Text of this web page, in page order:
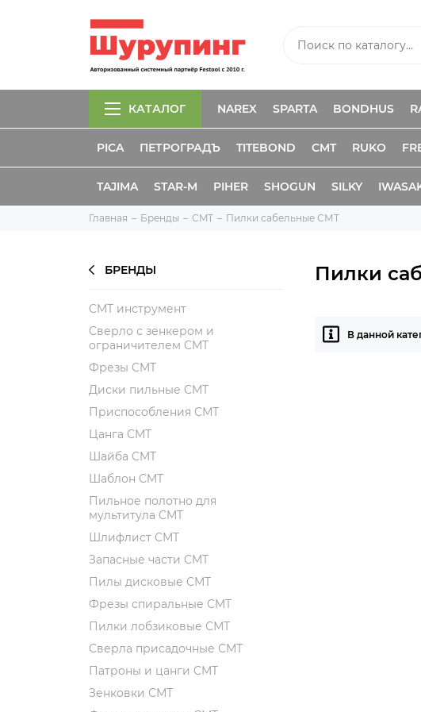
КАТАЛОГ NAREX SPARTA BONDHUS
PICA ПЕТРОГРАДЪ TITEBOND CMT RUKO
TAJIMA STAR-M PIHER SHOGUN SILKY
Главная Бренды CMT Пилки сабельные СМТ
БРЕНДЫ
CMT инструмент
Сверло с зенкером и
ограничителем CMT
Фрезы CMT
Диски пильные CMT
Приспособления СМТ
Цанга CMT
Шайба CMT
Шаблон CMT
Пильное полотно для
мультитула CMT
Шлифлист CMT
Запасные части CMT
Пилы дисковые CMT
Фрезы спиральные CMT
Пилки лобзиковые СМТ
Сверла присадочные СМТ
Патроны и цанги CMT
Зенковки СМТ
Пилки
В данной